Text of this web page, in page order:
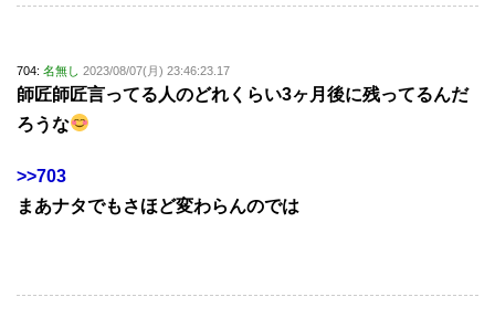
704: 名無し 2023/08/07(月) 23:46:23.17
師匠師匠言ってる人のどれくらい3ヶ月後に残ってるんだ
ろうな
>>703
まあナタでもさほど変わらんのでは